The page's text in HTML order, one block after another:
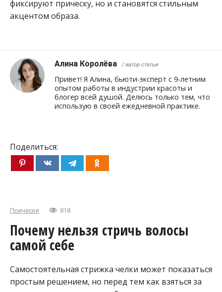
фиксируют прическу, но и становятся стильным
акцентом образа.
Алина Королёва / автор статьи
Привет! Я Алина, бьюти-эксперт с 9-летним
опытом работы в индустрии красоты и
блогер всей душой. Делюсь только тем, что
использую в своей ежедневной практике.
Поделиться:
Прически 818
Почему нельзя стричь волосы
самой себе
Самостоятельная стрижка челки может показаться
простым решением, но перед тем как взяться за